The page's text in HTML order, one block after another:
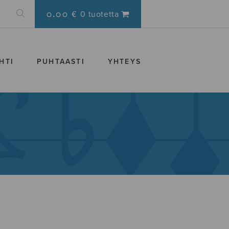
0.00 € 0 tuotetta
PUHTAASTI YHTEYS